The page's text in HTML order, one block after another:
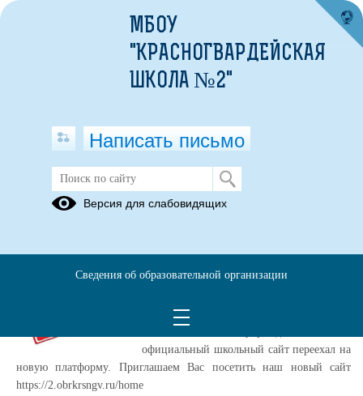
Публикации за Апрель 2025
Мы переезжаем на
новый сайт!
Уважаемые родители, обучающиеся и
официальный школьный сайт переехал на
новую платформу. Приглашаем Вас посетить наш новый сайт
https://2.obrkrsngv.ru/home
МБОУ
"КРАСНОГВАРДЕЙСКАЯ
ШКОЛА №2"
Написать письмо
Версия для слабовидящих
Сведения об образовательной организации